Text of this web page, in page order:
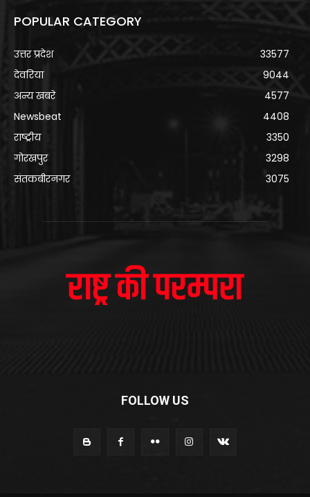
POPULAR CATEGORY
उत्तर प्रदेश
33577
देवरिया
9044
अन्य खबरे
4577
Newsbeat
4408
राष्ट्रीय
3350
गोरखपुर
3298
संतकबीरनगर
3075
FOLLOW US